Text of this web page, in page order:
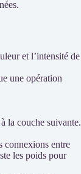
et l’intensité de
une opération
la couche suivante.
connexions entre
les poids pour